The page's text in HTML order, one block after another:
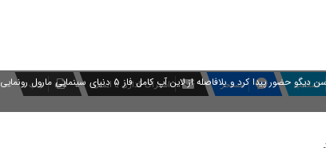
اسکایپ مسنجر اشتراک گذاری با ایمیل چاپ
پس از غیبت طولانی سه ساله، استودیو مارول بالاخره در کامیک کان سن دیگو حضور پیدا کرد و بلافاصله از لاین آپ کامل فاز ۵ دنیای سینمایی مارول رونمایی